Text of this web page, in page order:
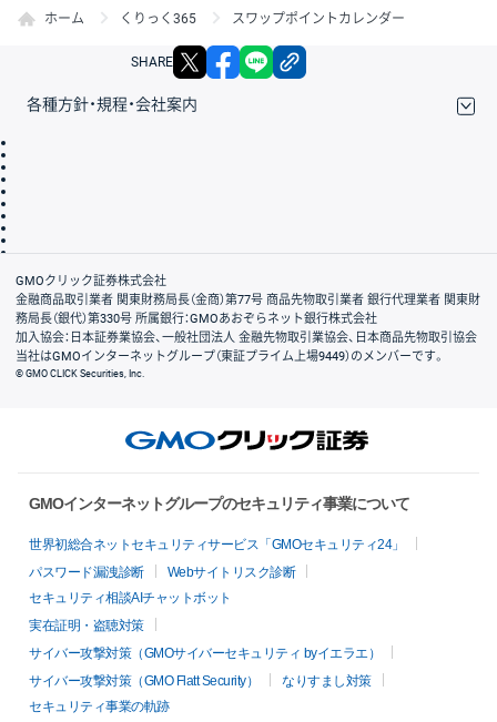
ホーム くりっく365 スワップポイントカレンダー
SHARE X facebook
各種方針・規程・会社案内
会社案内
GMOクリック証券株式会社
金融商品取引業者 関東財務局長（金商）第77号 商品先物取引業者 銀行代理業者 関東財
務局長（銀代）第330号 所属銀行：GMOあおぞらネット銀行株式会社
加入協会：日本証券業協会、一般社団法人 金融先物取引業協会、日本商品先物取引協会
当社はGMOインターネットグループ（東証プライム上場9449）のメンバーです。
© GMO CLICK Securities, Inc.
GMOインターネットグループのセキュリティ事業について
世界初総合ネットセキュリティサービス「GMOセキュリティ24」
パスワード漏洩診断
Webサイトリスク診断
セキュリティ相談AIチャットボット
実在証明・盗聴対策
サイバー攻撃対策（GMOサイバーセキュリティ byイエラエ）
サイバー攻撃対策（GMO Flatt Security）
なりすまし対策
セキュリティ事業の軌跡